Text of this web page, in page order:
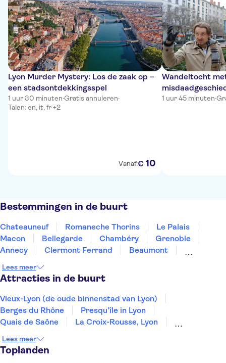
Lyon Murder Mystery: Los de zaak op –
een stadsontdekkingsspel
1 uur 30 minuten·Gratis annuleren·
Talen: en, it, fr +2
Vanaf:€ 10
Wandeltocht
in Lyon
1 uur 45 minuten·
Bestemmingen in de buurt
Chateauneuf Romaneche Thorins
Le Palais
Macon
Bellegarde Chambéry
Grenoble
Annecy
Clermont Ferrand
Beaumont
Lees meer
Attracties in de buurt
Vieux-Lyon (de oude binnenstad van Lyon)
Berges du Rhône
Presqu'île in Lyon
Quais de Saône
La Croix-Rousse, Lyon
Parc de la Tête d'Or
Opéra de Lyon
Lees meer
Toplanden